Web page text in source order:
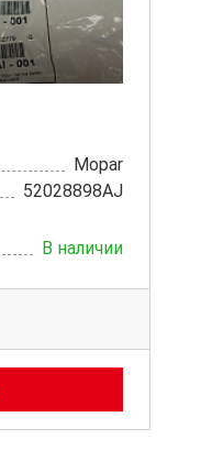
Mopar
52028898AJ
В наличии